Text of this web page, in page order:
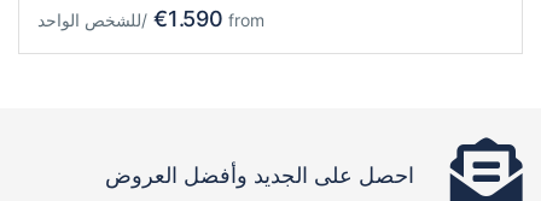
from
€1.590 /للشخص الواحد
احصل على الجديد وأفضل العروض